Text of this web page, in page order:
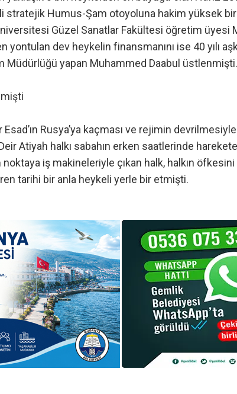
stratejik Humus-Şam otoyoluna hakim yüksek
Güzel Sanatlar Fakültesi öğretim üyesi
yontulan dev heykelin finansmanını ise 40 yılı
Müdürlüğü yapan Muhammed Daabul üstlenmişti.
Esad’ın Rusya’ya kaçması ve rejimin
Atiyah halkı sabahın erken saatlerinde
noktaya iş makineleriyle çıkan halk, halkın
tarihi bir anla heykeli yerle bir etmişti.